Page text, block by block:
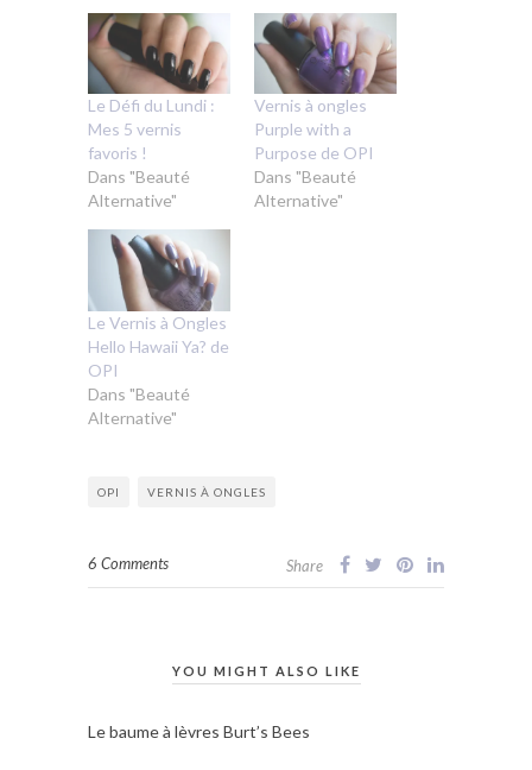
Le Défi du Lundi :
Mes 5 vernis
favoris !
Dans "Beauté
Alternative"
Vernis à ongles
Purple with a
Purpose de OPI
Dans "Beauté
Alternative"
Le Vernis à Ongles
Hello Hawaii Ya? de
OPI
Dans "Beauté
Alternative"
OPI VERNIS À ONGLES
6 Comments Share
YOU MIGHT ALSO LIKE
Le baume à lèvres Burt’s Bees